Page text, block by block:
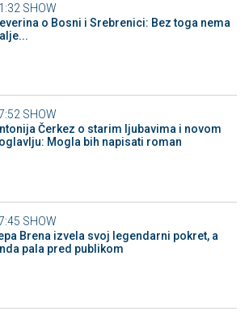
SHOW
o Bosni i Srebrenici: Bez toga nema
SHOW
Čerkez o starim ljubavima i novom
Mogla bih napisati roman
SHOW
Brena izvela svoj legendarni pokret, a
pala pred publikom